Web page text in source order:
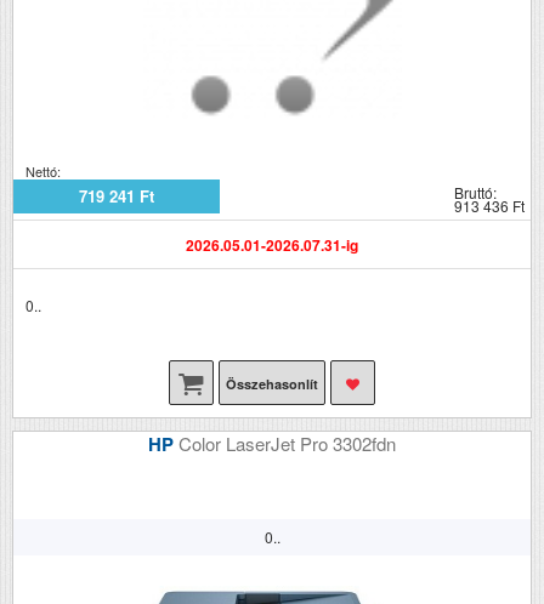
Nettó:
719 241 Ft Bruttó:
913 436 Ft
2026.05.01-2026.07.31-ig
0..
Összehasonlít
HPColor LaserJet Pro 3302fdn
0..